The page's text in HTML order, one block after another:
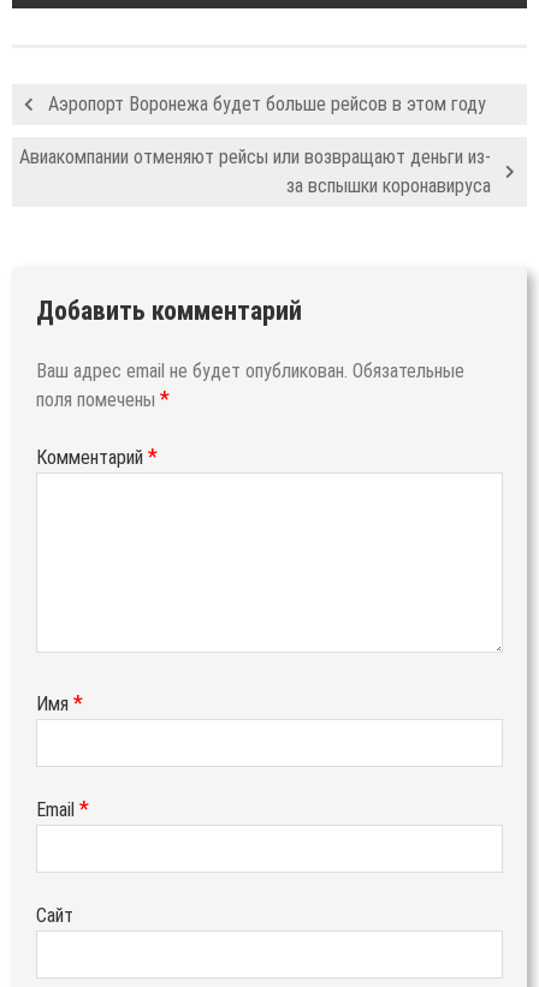
Аэропорт Воронежа будет больше рейсов в этом году
Авиакомпании отменяют рейсы или возвращают деньги из-
за вспышки коронавируса
Добавить комментарий
Ваш адрес email не будет опубликован. Обязательные
поля помечены *
Комментарий *
Имя *
Email *
Сайт